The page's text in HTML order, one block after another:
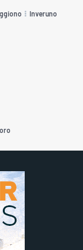
Inveruno